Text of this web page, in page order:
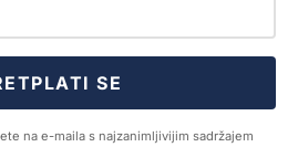
SE
na e-maila s najzanimljivijim sadržajem